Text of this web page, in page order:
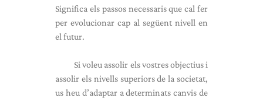
Significa els passos necessaris que cal fer
per evolucionar cap al següent nivell en
el futur.
Si voleu assolir els vostres objectius i
assolir els nivells superiors de la societat,
us heu d’adaptar a determinats canvis de